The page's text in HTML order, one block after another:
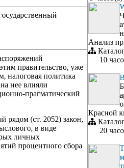
правительство, уже
налоговая политика
нее влияли
прагматический
рядом (ст. 2052) закон,
в виде
личных
процентного сбора
Анализ
10
Красной
20